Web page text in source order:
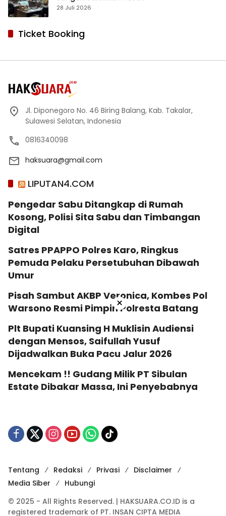
28 Juli 2026
Ticket Booking
Jl. Diponegoro No. 46 Biring Balang, Kab. Takalar,
Sulawesi Selatan, Indonesia
0816340098
haksuara@gmail.com
LIPUTAN4.COM
Pengedar Sabu Ditangkap di Rumah
Kosong, Polisi Sita Sabu dan Timbangan
Digital
Satres PPAPPO Polres Karo, Ringkus
Pemuda Pelaku Persetubuhan Dibawah
Umur
Pisah Sambut AKBP Veronica, Kombes Pol
Warsono Resmi Pimpin Polresta Batang
Plt Bupati Kuansing H Muklisin Audiensi
dengan Mensos, Saifullah Yusuf
Dijadwalkan Buka Pacu Jalur 2026
Mencekam !! Gudang Milik PT Sibulan
Estate Dibakar Massa, Ini Penyebabnya
Tentang Redaksi Privasi
Disclaimer
Media Siber
Hubungi
© 2025 - All Rights Reserved. | HAKSUARA.CO.ID is a
registered trademark of PT. INSAN CIPTA MEDIA
×